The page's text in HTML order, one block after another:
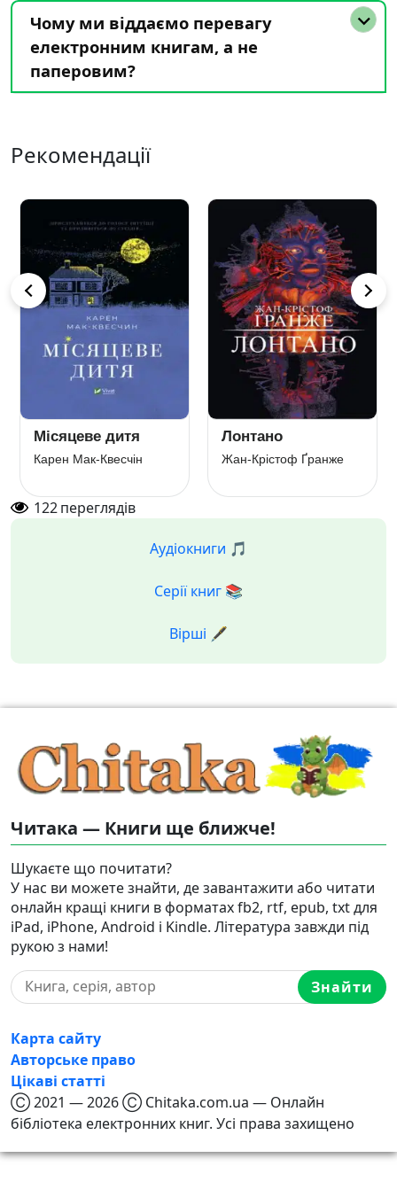
Чому ми віддаємо перевагу
електронним книгам, а не
паперовим?
Рекомендації
Місяцеве дитя
Карен Мак-Квесчін
Лонтано
Жан-Крістоф Ґранже
122переглядів
Аудіокниги 🎵
Серії книг 📚
Вірші 🖋️
Читака — Книги ще ближче!
Шукаєте що почитати?
У нас ви можете знайти, де завантажити або читати
онлайн кращі книги в форматах fb2, rtf, epub, txt для
iPad, iPhone, Android і Kindle. Література завжди під
рукою з нами!
Знайти
Карта сайту
Авторське право
Цікаві статті
Ⓒ 2021 — 2026 Ⓒ Chitaka.com.ua — Онлайн
бібліотека електронних книг. Усі права захищено